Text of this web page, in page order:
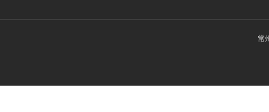
常